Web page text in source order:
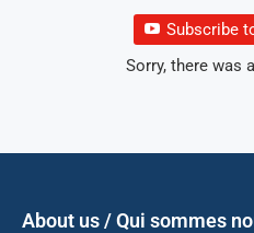
Subscribe
Sorry, there was
About us / Qui sommes